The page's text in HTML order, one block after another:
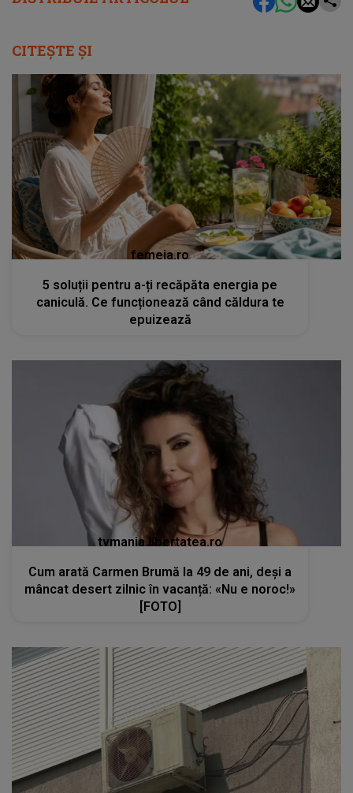
CITEȘTE ȘI
femeia.ro
5 soluții pentru a-ți recăpăta energia pe
caniculă. Ce funcționează când căldura te
epuizează
tvmania.libertatea.ro
Cum arată Carmen Brumă la 49 de ani, deși a
mâncat desert zilnic în vacanță: «Nu e noroc!»
[FOTO]